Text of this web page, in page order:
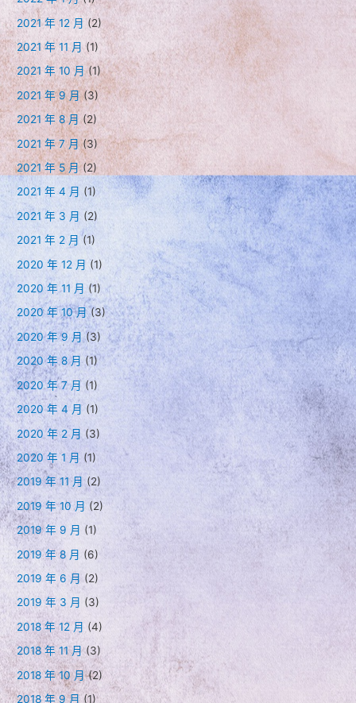
2021 年 12 月 (2)
2021 年 11 月(1)
2021 年 10 月(1)
2021 年 9 月(3)
2021 年 8 月 (2)
2021 年 7 月 (3)
2021 年 5 月(2)
2021 年 4 月 (1)
2021 年 3 月 (2)
2021 年 2 月 (1)
2020 年 12 月 (1)
2020 年 11 月 (1)
2020 年 10 月(3)
2020 年 9 月(3)
2020 年 8 月(1)
2020 年 7 月 (1)
2020 年 4 月 (1)
2020 年 2 月 (3)
2020 年 1 月 (1)
2019 年 11 月 (2)
2019 年 10 月 (2)
2019 年 9 月 (1)
2019 年 8 月 (6)
2019 年 6 月 (2)
2019 年 3 月 (3)
2018 年 12 月 (4)
2018 年 11 月(3)
2018 年 10 月(2)
2018 年 9 月 (1)